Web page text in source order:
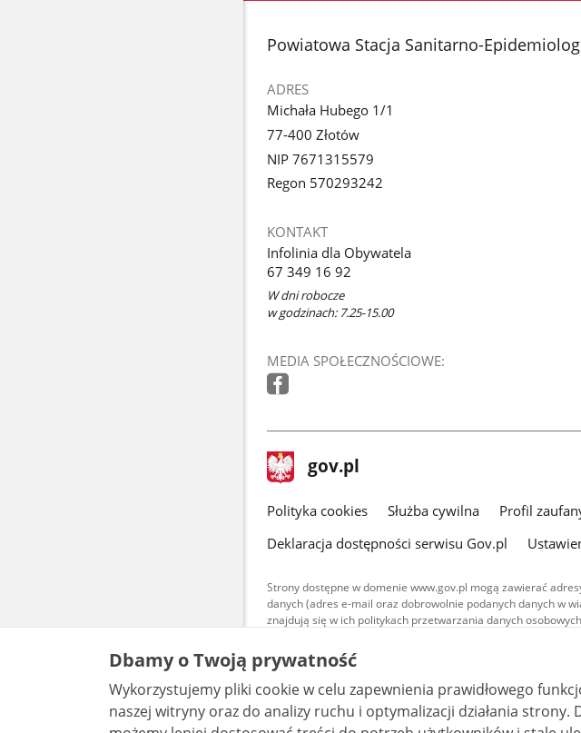
stopka
Powiatowa Stacja Sanitarno-
ADRES
Michała Hubego 1/1
77-400 Złotów
NIP 7671315579
Regon 570293242
KONTAKT
Infolinia dla Obywatela
67 349 16 92
W dni robocze
w godzinach: 7.25-15.00
MEDIA SPOŁECZNOŚCIOWE:
stopka
gov.pl Strona
gov.pl
gov.pl
Polityka cookies Służba cywilna Profil
Deklaracja dostępności serwisu Gov.pl
Strony dostępne w domenie www.gov.pl mogą zawierać
danych (adres e-mail oraz dobrowolnie podanych danych w
znajdują się w ich politykach przetwarzania danych
Treści tekstowe publikowane w serwisie (z
udostępniane na licencji typu Creative
warunkach 4.0 (CC BY-SA 4.0). Materiały
są udostępniane na licencji typu Creative
bez utworów zależnych 4.0 (CC BY-NC-ND 4.0),
Dbamy o Twoją prywatność
Wykorzystujemy pliki cookie w celu zapewnienia prawidłowego
naszej witryny oraz do analizy ruchu i optymalizacji działania strony. Dzięki nim